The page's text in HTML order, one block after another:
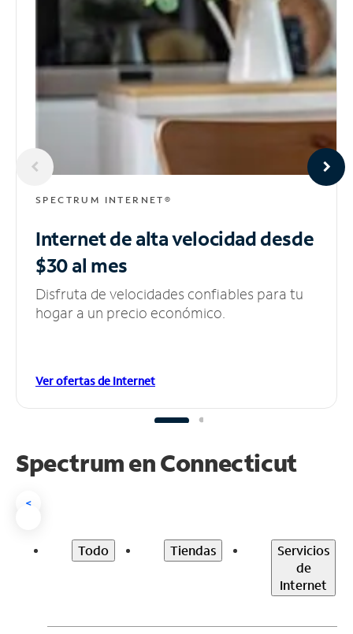
SPECTRUM INTERNET®
Internet de alta velocidaddesde
$30 al mes
Disfruta de velocidades confiables para tu
hogar a un precio económico.
Ver ofertas de Internet
Spectrum enConnecticut
<
Todo Tiendas
Servicios
de
Internet